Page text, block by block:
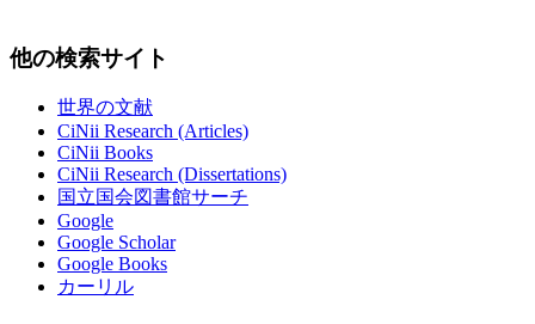
他の検索サイト
世界の文献
CiNii Research (Articles)
CiNii Books
CiNii Research (Dissertations)
国立国会図書館サーチ
Google
Google Scholar
Google Books
カーリル